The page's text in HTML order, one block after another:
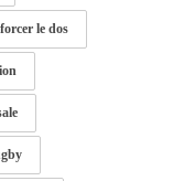
le dos